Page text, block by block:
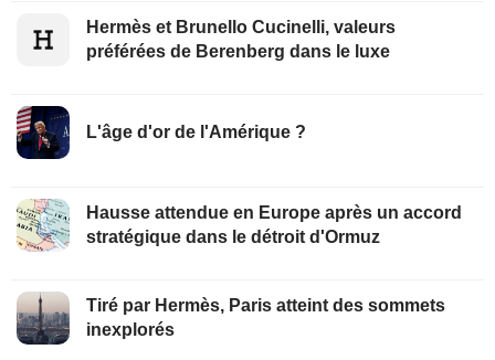
Hermès et Brunello Cucinelli, valeurs
préférées de Berenberg dans le luxe
L'âge d'or de l'Amérique ?
Hausse attendue en Europe après un accord
stratégique dans le détroit d'Ormuz
Tiré par Hermès, Paris atteint des sommets
inexplorés